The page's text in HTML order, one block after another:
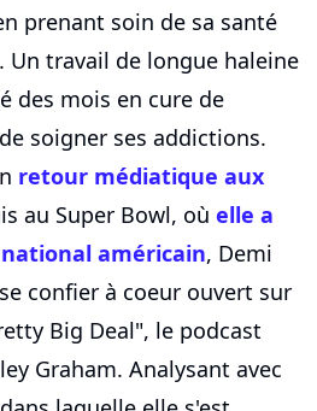
prenant soin de sa santé
Un travail de longue haleine
des mois en cure de
soigner ses addictions.
retour médiatique aux
au Super Bowl, où elle a
américain, Demi
confier à coeur ouvert sur
Big Deal", le podcast
Graham. Analysant avec